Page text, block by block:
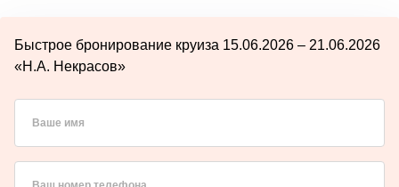
Быстрое бронирование круиза 15.06.2026 – 21.06.2026
«Н.А. Некрасов»
Ваше имя